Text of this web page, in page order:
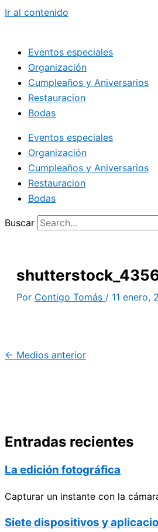
Ir al contenido
Eventos especiales
Organización
Cumpleaños y Aniversarios
Restauracion
Bodas
Eventos especiales
Organización
Cumpleaños y Aniversarios
Restauracion
Bodas
Buscar
Por Contigo Tomás / 11 enero,
← Medios anterior
Entradas recientes
La edición fotográfica
Capturar un instante con la
Siete dispositivos y